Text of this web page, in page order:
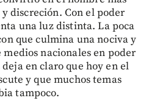
discreción. Con el poder
una luz distinta. La poca
que culmina una nociva y
nacionales en poder
en claro que hoy en el
y que muchos temas
tampoco.